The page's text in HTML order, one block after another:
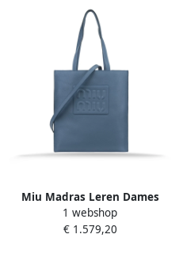
Miu Madras Leren Dames
Schoudertas Blue Dames
1 webshop
€ 1.579,20